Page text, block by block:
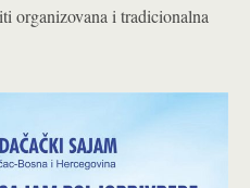
organizovana i tradicionalna